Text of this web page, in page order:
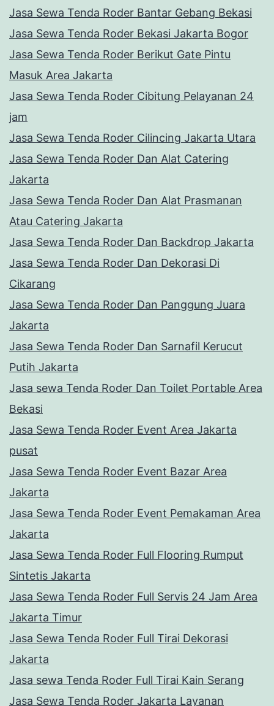
Jasa Sewa Tenda Roder Bantar Gebang Bekasi
Jasa Sewa Tenda Roder Bekasi Jakarta Bogor
Jasa Sewa Tenda Roder Berikut Gate Pintu
Masuk Area Jakarta
Jasa Sewa Tenda Roder Cibitung Pelayanan 24
jam
Jasa Sewa Tenda Roder Cilincing Jakarta Utara
Jasa Sewa Tenda Roder Dan Alat Catering
Jakarta
Jasa Sewa Tenda Roder Dan Alat Prasmanan
Atau Catering Jakarta
Jasa Sewa Tenda Roder Dan Backdrop Jakarta
Jasa Sewa Tenda Roder Dan Dekorasi Di
Cikarang
Jasa Sewa Tenda Roder Dan Panggung Juara
Jakarta
Jasa Sewa Tenda Roder Dan Sarnafil Kerucut
Putih Jakarta
Jasa sewa Tenda Roder Dan Toilet Portable Area
Bekasi
Jasa Sewa Tenda Roder Event Area Jakarta
pusat
Jasa Sewa Tenda Roder Event Bazar Area
Jakarta
Jasa Sewa Tenda Roder Event Pemakaman Area
Jakarta
Jasa Sewa Tenda Roder Full Flooring Rumput
Sintetis Jakarta
Jasa Sewa Tenda Roder Full Servis 24 Jam Area
Jakarta Timur
Jasa Sewa Tenda Roder Full Tirai Dekorasi
Jakarta
Jasa sewa Tenda Roder Full Tirai Kain Serang
Jasa Sewa Tenda Roder Jakarta Layanan